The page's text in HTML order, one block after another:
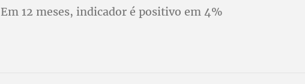
Em 12 meses, indicador é positivo em 4%